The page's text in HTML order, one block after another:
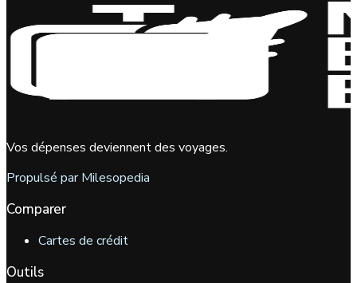
Vos dépenses deviennent des voyages.
Propulsé par Milesopedia
Comparer
Cartes de crédit
Outils